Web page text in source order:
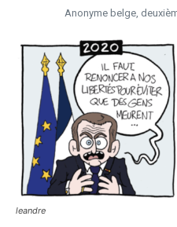
Anonyme belge,
leandre